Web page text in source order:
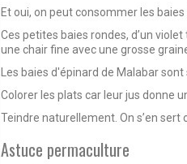
Et oui, on peut consommer les
Ces petites baies rondes, d’un
une chair fine avec une grosse
Les baies d'épinard de Malabar
Colorer les plats car leur jus donne
Teindre naturellement. On s’en
Astuce permaculture